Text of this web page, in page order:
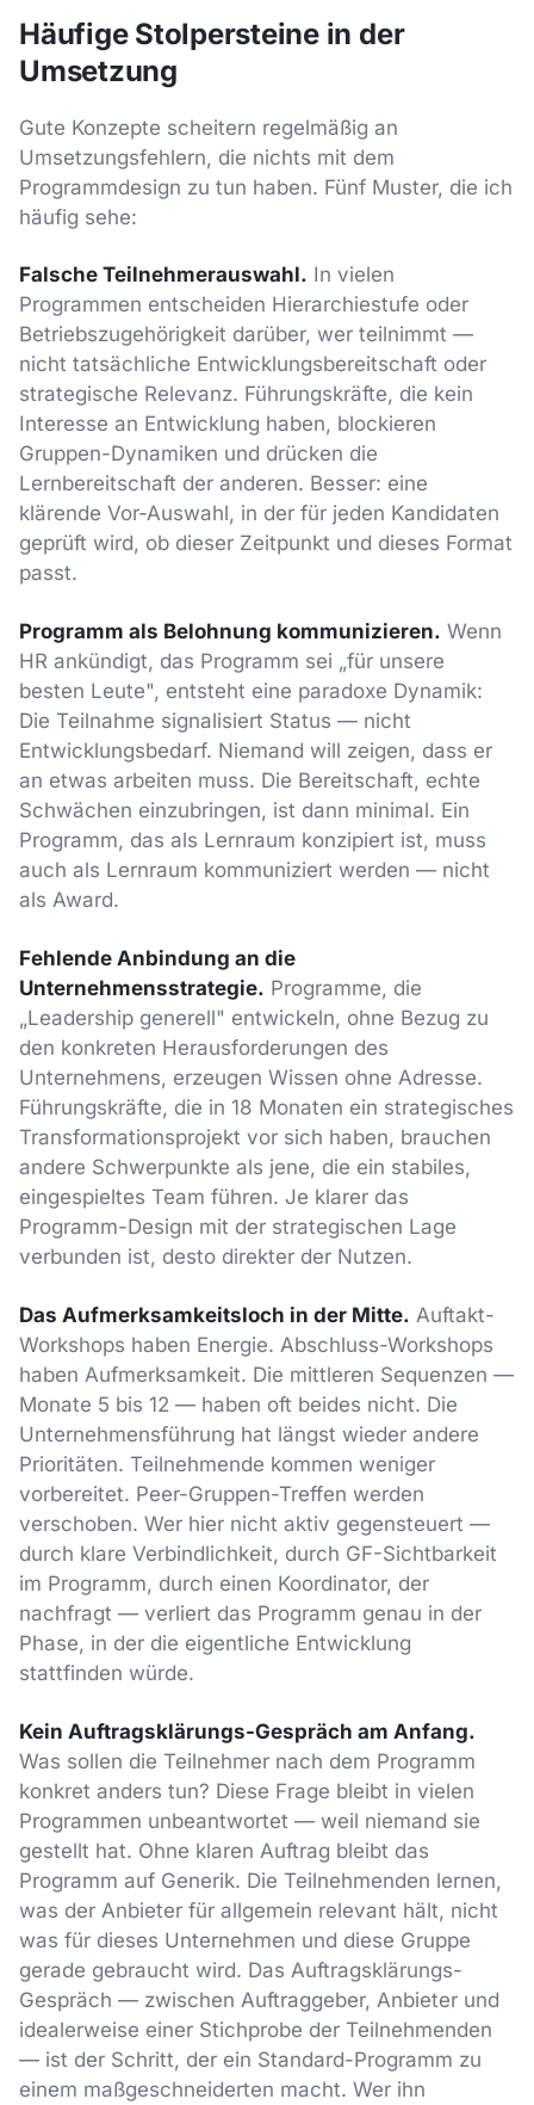
Häufige Stolpersteine in der
Umsetzung
Gute Konzepte scheitern regelmäßig an
Umsetzungsfehlern, die nichts mit dem
Programmdesign zu tun haben. Fünf Muster, die ich
häufig sehe:
Falsche Teilnehmerauswahl. In vielen
Programmen entscheiden Hierarchiestufe oder
Betriebszugehörigkeit darüber, wer teilnimmt —
nicht tatsächliche Entwicklungsbereitschaft oder
strategische Relevanz. Führungskräfte, die kein
Interesse an Entwicklung haben, blockieren
Gruppen-Dynamiken und drücken die
Lernbereitschaft der anderen. Besser: eine
klärende Vor-Auswahl, in der für jeden Kandidaten
geprüft wird, ob dieser Zeitpunkt und dieses Format
passt.
Programm als Belohnung kommunizieren. Wenn
HR ankündigt, das Programm sei „für unsere
besten Leute", entsteht eine paradoxe Dynamik:
Die Teilnahme signalisiert Status — nicht
Entwicklungsbedarf. Niemand will zeigen, dass er
an etwas arbeiten muss. Die Bereitschaft, echte
Schwächen einzubringen, ist dann minimal. Ein
Programm, das als Lernraum konzipiert ist, muss
auch als Lernraum kommuniziert werden — nicht
als Award.
Fehlende Anbindung an die
Unternehmensstrategie. Programme, die
„Leadership generell" entwickeln, ohne Bezug zu
den konkreten Herausforderungen des
Unternehmens, erzeugen Wissen ohne Adresse.
Führungskräfte, die in 18 Monaten ein strategisches
Transformationsprojekt vor sich haben, brauchen
andere Schwerpunkte als jene, die ein stabiles,
eingespieltes Team führen. Je klarer das
Programm-Design mit der strategischen Lage
verbunden ist, desto direkter der Nutzen.
Das Aufmerksamkeitsloch in der Mitte. Auftakt-
Workshops haben Energie. Abschluss-Workshops
haben Aufmerksamkeit. Die mittleren Sequenzen —
Monate 5 bis 12 — haben oft beides nicht. Die
Unternehmensführung hat längst wieder andere
Prioritäten. Teilnehmende kommen weniger
vorbereitet. Peer-Gruppen-Treffen werden
verschoben. Wer hier nicht aktiv gegensteuert —
durch klare Verbindlichkeit, durch GF-Sichtbarkeit
im Programm, durch einen Koordinator, der
nachfragt — verliert das Programm genau in der
Phase, in der die eigentliche Entwicklung
stattfinden würde.
Kein Auftragsklärungs-Gespräch am Anfang.
Was sollen die Teilnehmer nach dem Programm
konkret anders tun? Diese Frage bleibt in vielen
Programmen unbeantwortet — weil niemand sie
gestellt hat. Ohne klaren Auftrag bleibt das
Programm auf Generik. Die Teilnehmenden lernen,
was der Anbieter für allgemein relevant hält, nicht
was für dieses Unternehmen und diese Gruppe
gerade gebraucht wird. Das Auftragsklärungs-
Gespräch — zwischen Auftraggeber, Anbieter und
idealerweise einer Stichprobe der Teilnehmenden
— ist der Schritt, der ein Standard-Programm zu
einem maßgeschneiderten macht. Wer ihn